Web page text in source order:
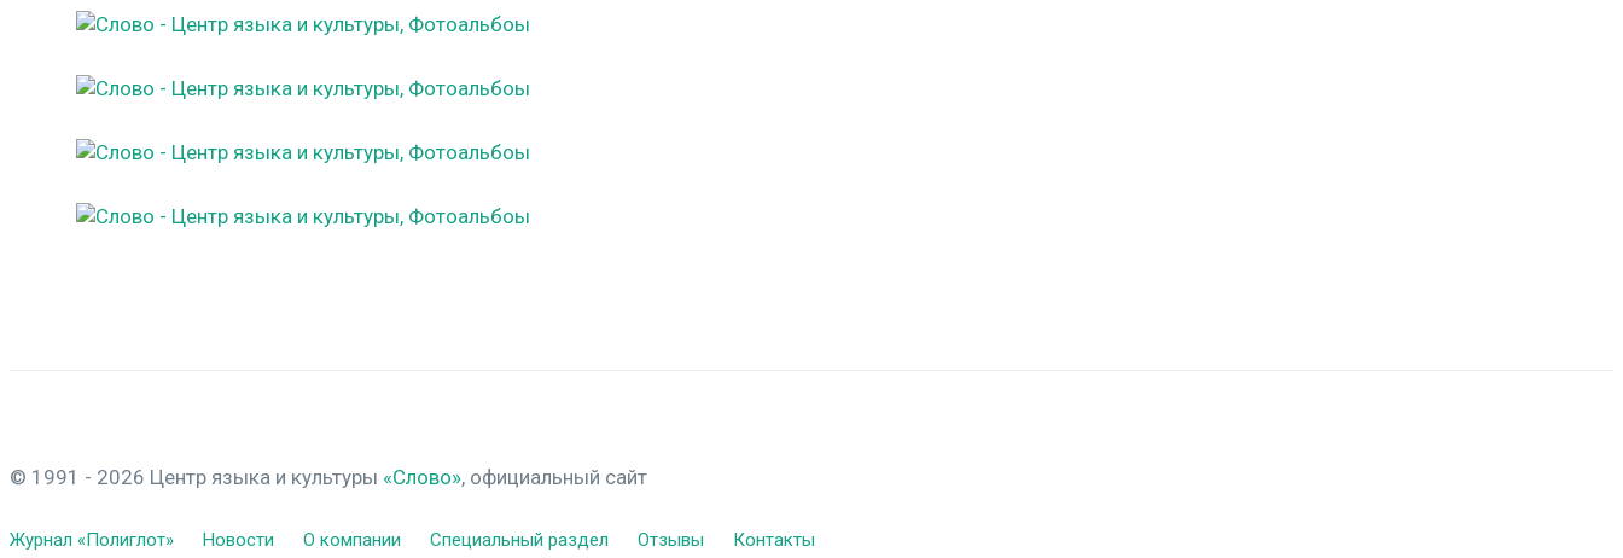
© 1991 - 2026 Центр языка и культуры «Слово», официальный сайт
Журнал «Полиглот» Новости О компании Специальный раздел Отзывы Контакты